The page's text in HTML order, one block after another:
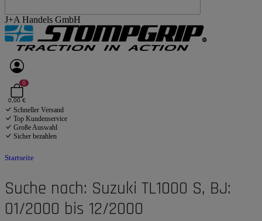
J+A Handels GmbH
0
0,00 €
Schneller Versand
Top Kundenservice
Große Auswahl
Sicher bezahlen
Startseite
Suche nach: Suzuki TL1000 S, BJ:
01/2000 bis 12/2000